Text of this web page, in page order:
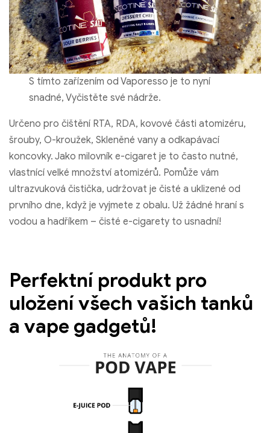
S tímto zařízením od Vaporesso je to nyní
snadné, Vyčistěte své nádrže.
Určeno pro čištění RTA, RDA, kovové části atomizéru,
šrouby, O-kroužek, Skleněné vany a odkapávací
koncovky. Jako milovník e-cigaret je to často nutné,
vlastnící velké množství atomizérů. Pomůže vám
ultrazvuková čistička, udržovat je čisté a uklizené od
prvního dne, když je vyjmete z obalu. Už žádné hraní s
vodou a hadříkem – čisté e-cigarety to usnadní!
Perfektní produkt pro
uložení všech vašich tanků
a vape gadgetů!